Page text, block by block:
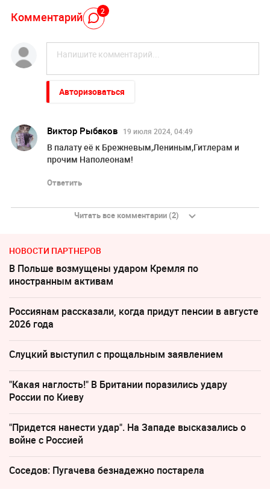
Комментарий 2
Авторизоваться
Виктор Рыбаков 19 июля 2024, 04:49
В палату её к Брежневым,Лениным,Гитлерам и
прочим Наполеонам!
Ответить
Читать все комментарии (2)
НОВОСТИ ПАРТНЕРОВ
В Польше возмущены ударом Кремля по
иностранным активам
Россиянам рассказали, когда придут пенсии в августе
2026 года
Слуцкий выступил с прощальным заявлением
"Какая наглость!" В Британии поразились удару
России по Киеву
"Придется нанести удар". На Западе высказались о
войне с Россией
Соседов: Пугачева безнадежно постарела